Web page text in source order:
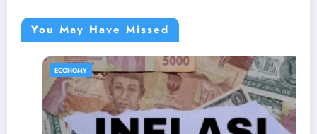
You May Have Missed